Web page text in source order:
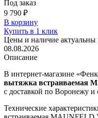
Под заказ
9 790 ₽
В корзину
Купить в 1 клик
Цены и наличие актуальны
08.08.2026
Описание
В интернет-магазине
вытяжка встраиваемая
с доставкой по Воронежу и
Технические